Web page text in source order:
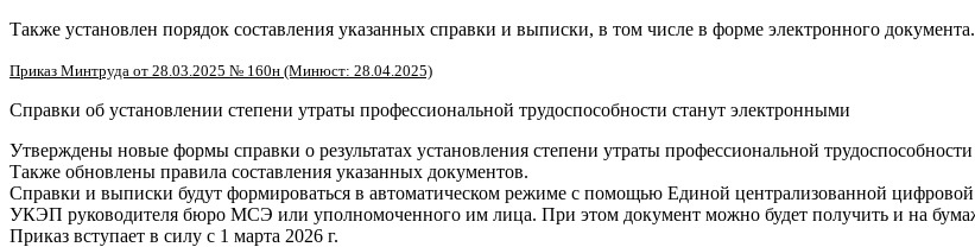
Также установлен порядок составления указанных справки и выписки, в том числе в форме электронного документа.
Приказ Минтруда от 28.03.2025 № 160н (Минюст: 28.04.2025)
Справки об установлении степени утраты профессиональной трудоспособности станут электронными
Утверждены новые формы справки о результатах установления степени утраты профессиональной
Также обновлены правила составления указанных документов.
Справки и выписки будут формироваться в автоматическом режиме с помощью Единой централизованной
УКЭП руководителя бюро МСЭ или уполномоченного им лица. При этом документ можно будет получить и на
Приказ вступает в силу с 1 марта 2026 г.